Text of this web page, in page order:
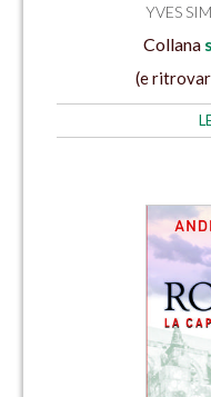
YVES
Collana
(e